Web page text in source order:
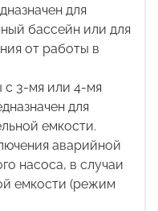
для
бассейн или для
от работы в
3-мя или 4-мя
для
емкости.
аварийной
насоса, в случаи
емкости (режим